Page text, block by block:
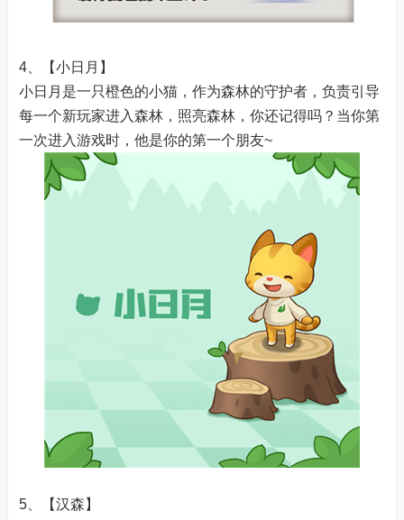
4、【小日月】
小日月是一只橙色的小猫，作为森林的守护者，负责引导
每一个新玩家进入森林，照亮森林，你还记得吗？当你第
一次进入游戏时，他是你的第一个朋友~
5、【汉森】